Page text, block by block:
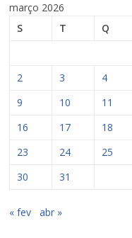
março 2026
S
T Q
2
3 4
9
10 11
16
17 18
23
24 25
30
31
« fev abr »